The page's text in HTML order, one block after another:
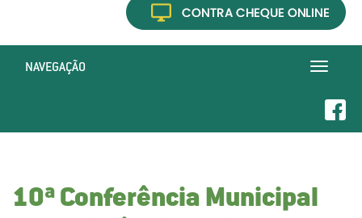
Toggle
NAVEGAÇÃO
10ª Conferência Municipal